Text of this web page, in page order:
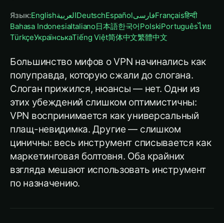
Язык:EnglishالعربيةDeutschEspañolفارسیFrançaisहिन्दी
Bahasa IndonesiaItaliano日本語한국어PolskiPortuguêsไทย
TürkçeУкраїнськаTiếng Việt简体中文繁體中文
Большинство мифов о VPN начинались как
полуправда, которую сжали до слогана.
Слоган прижился, нюансы — нет. Одни из
этих убеждений слишком оптимистичны:
VPN воспринимается как универсальный
плащ-невидимка. Другие — слишком
циничны: весь инструмент списывается как
маркетинговая болтовня. Оба крайних
взгляда мешают использовать инструмент
по назначению.